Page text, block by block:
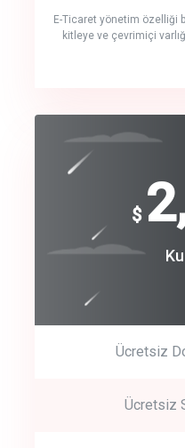
E-Ticaret yönetim özelliği
kitleye ve çevrimiçi
crm auto
track
Get
Start by trying our service for 30
$
Ücretsiz
Ücretsiz